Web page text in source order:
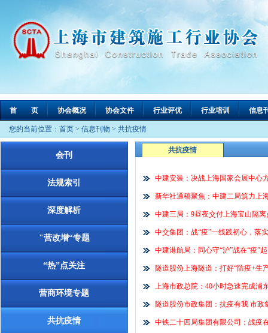
首 页 协会概况 协会文件 行业评优 行业培训 信息
您的当前位置： 首页 > 信息刊物 > 共抗疫情
会刊
法规索引
深度解析
"营改增“专题
“热”点关注
营商环境专题
共抗疫情
共抗疫情
中建安装：决战上海国家会展中心
新华社通稿聚焦：中建二局筑力上
中建三局：9昼夜交付上海宝山隔离
中交集团：战“疫”一线践初心，落
中建港航局：同心守“沪”战在“疫”起
隧道股份上海隧道：打好“防疫+生
上海市政总院：40小时急速完成浦
隧道股份市政集团：抗疫有我 市政
中铁二十四局集团有限公司：战疫